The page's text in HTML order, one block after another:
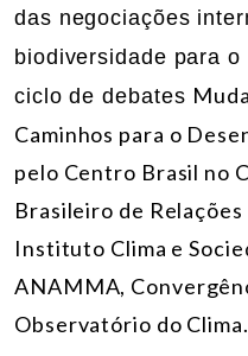
das negociações
biodiversidade para
ciclo de debates
Caminhos para o
pelo Centro Brasil no
Brasileiro de
Instituto Clima e
ANAMMA,
Observatório do Clima.